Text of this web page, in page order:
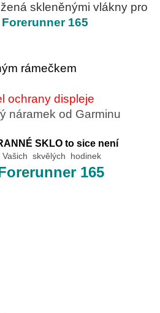
skleněnými vlákny pro
165
rámečkem
ochrany displeje
náramek od Garminu
SKLO to sice není
Vašich skvělých hodinek
165